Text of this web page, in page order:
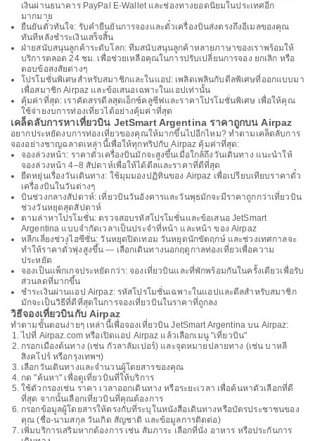
เงินผ่านธนาคาร PayPal E-Wallet และช่องทางยอดนิยมในประเทศอีก
มากมาย
ยืนยันตั๋วทันใจ: รับคำยืนยันการจองและตั๋วเครื่องบินส่งตรงถึงอีเมลของคุณ
ทันทีหลังชำระเงินเสร็จสิ้น
ฝ่ายสนับสนุนลูกค้าระดับโลก: ทีมสนับสนุนลูกค้าหลายภาษาของเราพร้อมให้
บริการตลอด 24 ชม. เพื่อช่วยเหลือคุณในการปรับเปลี่ยนการจอง ยกเลิก หรือ
ตอบข้อสงสัยต่างๆ
โปรโมชั่นพิเศษสำหรับสมาชิกและในแอป: เพลิดเพลินกับดีลพิเศษที่ออกแบบมา
เพื่อสมาชิก Airpaz และข้อเสนอเฉพาะในแอปเท่านั้น
คุ้มค่าที่สุด: เราคัดสรรดีลสุดเอ็กซ์คลูซีฟและราคาโปรโมชั่นพิเศษ เพื่อให้คุณ
ใช้จ่ายงบการท่องเที่ยวได้อย่างคุ้มค่าที่สุด
เคล็ดลับการหาเที่ยวบิน JetSmart Argentina ราคาถูกบน Airpaz
อยากประหยัดงบการท่องเที่ยวของคุณให้มากขึ้นไปอีกไหม? ทำตามเคล็ดลับการ
จองอย่างชาญฉลาดเหล่านี้เพื่อให้ทุกทริปกับ Airpaz คุ้มค่าที่สุด:
จองล่วงหน้า: ราคาตั๋วเครื่องบินมักจะสูงขึ้นเมื่อใกล้ถึงวันเดินทาง แนะนำให้
จองล่วงหน้า 4–8 สัปดาห์เพื่อให้ได้ดีลและราคาที่ดีที่สุด
ยืดหยุ่นเรื่องวันเดินทาง: ใช้มุมมองปฏิทินของ Airpaz เพื่อเปรียบเทียบราคาตั๋ว
เครื่องบินในวันต่างๆ
บินช่วงกลางสัปดาห์: เที่ยวบินวันอังคารและวันพุธมักจะมีราคาถูกกว่าเที่ยวบิน
ช่วงวันหยุดสุดสัปดาห์
ตามล่าหาโปรโมชั่น: ตรวจสอบรหัสโปรโมชั่นและข้อเสนอ JetSmart
Argentina แบบจำกัดเวลาเป็นประจำที่หน้า และหน้า ของ Airpaz
หลีกเลี่ยงช่วงไฮซีซั่น: วันหยุดปิดเทอม วันหยุดนักขัตฤกษ์ และช่วงเทศกาลจะ
ทำให้ราคาตั๋วพุ่งสูงขึ้น — เลือกเดินทางนอกฤดูกาลท่องเที่ยวเพื่อความ
ประหยัด
จองเป็นแพ็กเกจประหยัดกว่า: จองเที่ยวบินและที่พักพร้อมกันในครั้งเดียวเพื่อรับ
ส่วนลดที่มากขึ้น
ชำระเงินผ่านแอป Airpaz: รหัสโปรโมชั่นเฉพาะในแอปและดีลสำหรับสมาชิก
มักจะเป็นวิธีที่ดีที่สุดในการจองเที่ยวบินในราคาที่ถูกลง
วิธีจองเที่ยวบินกับ Airpaz
ทำตามขั้นตอนง่ายๆ เหล่านี้เพื่อจองเที่ยวบิน JetSmart Argentina บน Airpaz:
ไปที่ Airpaz.com หรือเปิดแอป Airpaz แล้วเลือกเมนู "เที่ยวบิน"
กรอกเมืองต้นทาง (เช่น กัวลาลัมเปอร์) และจุดหมายปลายทาง (เช่น บาหลี
สิงคโปร์ หรือกรุงเทพฯ)
เลือกวันเดินทางและจำนวนผู้โดยสารของคุณ
กด "ค้นหา" เพื่อดูเที่ยวบินที่ให้บริการ
ใช้ตัวกรองเช่น ราคา เวลาออกเดินทาง หรือระยะเวลา เพื่อค้นหาตัวเลือกที่ดี
ที่สุด จากนั้นเลือกเที่ยวบินที่คุณต้องการ
กรอกข้อมูลผู้โดยสารให้ตรงกับที่ระบุในหนังสือเดินทางหรือบัตรประชาชนของ
คุณ (ชื่อ-นามสกุล วันเกิด สัญชาติ และข้อมูลการติดต่อ)
เพิ่มบริการเสริมหากต้องการ เช่น สัมภาระ เลือกที่นั่ง อาหาร หรือประกันการ